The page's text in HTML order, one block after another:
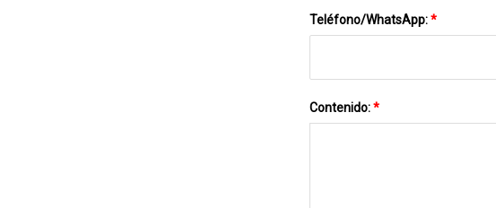
Teléfono/WhatsApp:*
Contenido:*